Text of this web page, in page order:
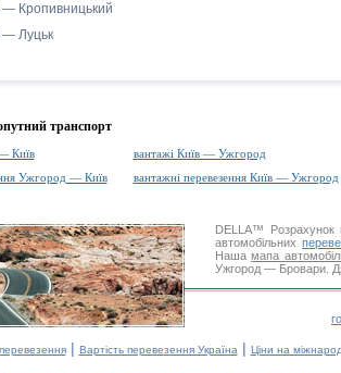
— Кропивницький
— Луцьк
транспорт
Київ
вантажі Київ — Ужгород
Ужгород — Київ
вантажні перевезення Київ — Ужгород
DELLA™
Розрахунок
автомобільних
Нашамапа
Ужгород — Бровари.
| Вартість перевезення Україна | Ціни на